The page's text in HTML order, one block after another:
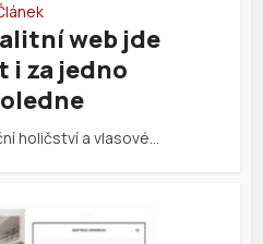
web jde
za jedno
holičství a vlasové…